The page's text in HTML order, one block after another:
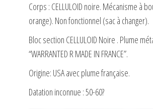
Corps : CELLULOID noire. Mécanisme à
orange). Non fonctionnel (sac à changer).
Bloc section CELLULOID Noire . Plume
“WARRANTED R MADE IN FRANCE”.
Origine: USA avec plume française.
Datation inconnue : 50-60?